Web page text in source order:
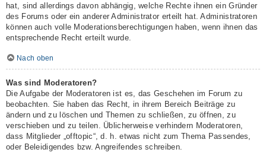
hat, sind allerdings davon abhängig, welche Rechte ihnen ein Gründer
des Forums oder ein anderer Administrator erteilt hat. Administratoren
können auch volle Moderationsberechtigungen haben, wenn ihnen das
entsprechende Recht erteilt wurde.
Nach oben
Was sind Moderatoren?
Die Aufgabe der Moderatoren ist es, das Geschehen im Forum zu
beobachten. Sie haben das Recht, in ihrem Bereich Beiträge zu
ändern und zu löschen und Themen zu schließen, zu öffnen, zu
verschieben und zu teilen. Üblicherweise verhindern Moderatoren,
dass Mitglieder „offtopic“, d. h. etwas nicht zum Thema Passendes,
oder Beleidigendes bzw. Angreifendes schreiben.